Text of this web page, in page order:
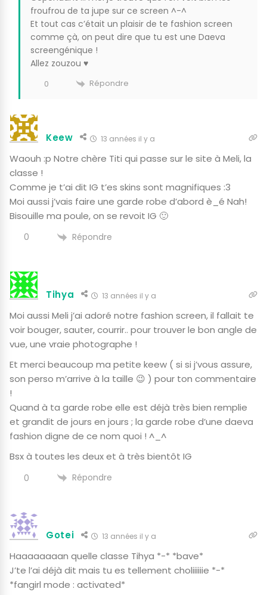
froufrou de ta jupe sur ce screen ^-^
Et tout cas c’était un plaisir de te fashion screen
comme çà, on peut dire que tu est une Daeva
screengénique !
Allez zouzou ♥
0 Répondre
Keew 13 années il y a
Waouh :p Notre chère Titi qui passe sur le site à Meli, la
classe !
Comme je t’ai dit IG t’es skins sont magnifiques :3
Moi aussi j’vais faire une garde robe d’abord è_é Nah!
Bisouille ma poule, on se revoit IG 🙂
0 Répondre
Tihya 13 années il y a
Moi aussi Meli j’ai adoré notre fashion screen, il fallait te
voir bouger, sauter, courrir.. pour trouver le bon angle de
vue, une vraie photographe !
Et merci beaucoup ma petite keew ( si si j’vous assure,
son perso m’arrive à la taille 😉 ) pour ton commentaire
!
Quand à ta garde robe elle est déjà très bien remplie
et grandit de jours en jours ; la garde robe d’une daeva
fashion digne de ce nom quoi ! ^_^
Bsx à toutes les deux et à très bientôt IG
0 Répondre
Gotei 13 années il y a
Haaaaaaaan quelle classe Tihya *-* *bave*
J’te l’ai déjà dit mais tu es tellement choliiiiiie *-*
*fangirl mode : activated*